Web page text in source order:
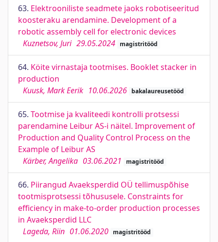
63. Elektrooniliste seadmete jaoks robotiseeritud
koosteraku arendamine. Development of a
robotic assembly cell for electronic devices
Kuznetsov, Juri 29.05.2024 magistritööd
64. Köite virnastaja tootmises. Booklet stacker in
production
Kuusk, Mark Eerik 10.06.2026 bakalaureusetööd
65. Tootmise ja kvaliteedi kontrolli protsessi
parendamine Leibur AS-i näitel. Improvement of
Production and Quality Control Process on the
Example of Leibur AS
Kärber, Angelika 03.06.2021 magistritööd
66. Piirangud Avaeksperdid OÜ tellimuspõhise
tootmisprotsessi tõhususele. Constraints for
efficiency in make-to-order production processes
in Avaeksperdid LLC
Lageda, Riin 01.06.2020 magistritööd